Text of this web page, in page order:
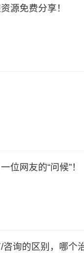
源免费分享！
位网友的“问候”！
询的区别，哪个